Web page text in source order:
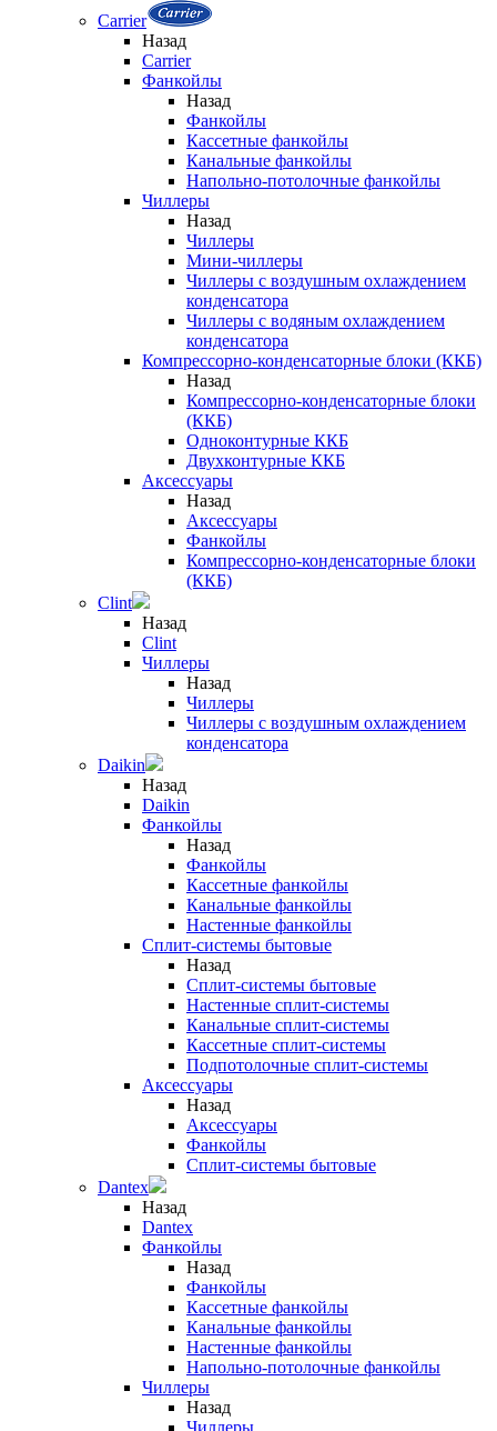
Carrier
Назад
Carrier
Фанкойлы
Назад
Фанкойлы
Кассетные фанкойлы
Канальные фанкойлы
Напольно-потолочные фанкойлы
Чиллеры
Назад
Чиллеры
Мини-чиллеры
Чиллеры с воздушным охлаждением
конденсатора
Чиллеры с водяным охлаждением
конденсатора
Компрессорно-конденсаторные блоки (ККБ)
Назад
Компрессорно-конденсаторные блоки
(ККБ)
Одноконтурные ККБ
Двухконтурные ККБ
Аксессуары
Назад
Аксессуары
Фанкойлы
Компрессорно-конденсаторные блоки
(ККБ)
Clint
Назад
Clint
Чиллеры
Назад
Чиллеры
Чиллеры с воздушным охлаждением
конденсатора
Daikin
Назад
Daikin
Фанкойлы
Назад
Фанкойлы
Кассетные фанкойлы
Канальные фанкойлы
Настенные фанкойлы
Сплит-системы бытовые
Назад
Сплит-системы бытовые
Настенные сплит-системы
Канальные сплит-системы
Кассетные сплит-системы
Подпотолочные сплит-системы
Аксессуары
Назад
Аксессуары
Фанкойлы
Сплит-системы бытовые
Dantex
Назад
Dantex
Фанкойлы
Назад
Фанкойлы
Кассетные фанкойлы
Канальные фанкойлы
Настенные фанкойлы
Напольно-потолочные фанкойлы
Чиллеры
Назад
Чиллеры